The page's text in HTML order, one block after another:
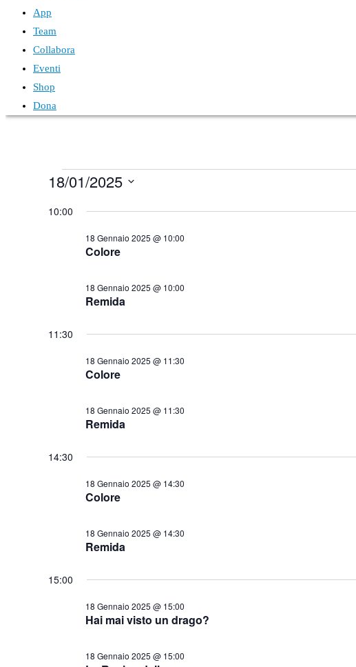
App
Team
Collabora
Eventi
Shop
Dona
18/01/2025
la
10:00
Colore
18 Gennaio 2025 @ 10:00
Remida
18 Gennaio 2025 @ 10:00
11:30
Colore
18 Gennaio 2025 @ 11:30
Remida
18 Gennaio 2025 @ 11:30
14:30
Colore
18 Gennaio 2025 @ 14:30
Remida
18 Gennaio 2025 @ 14:30
15:00
Hai mai visto un drago?
18 Gennaio 2025 @ 15:00
18 Gennaio 2025 @ 15:00